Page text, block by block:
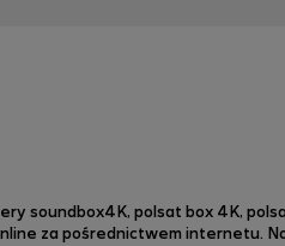
soundbox4K, polsat box 4K,
za pośrednictwem internetu.